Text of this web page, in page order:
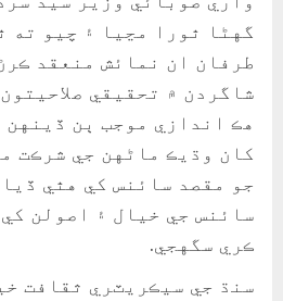
گهڻا ٿورا مڃيا ۽ چيو ته
طرفان ان نمائش منعقد
شاگردن ۾ تحقيقي
کان وڌيڪ ماڻهن جي شرڪت
جو مقصد سائنس کي هٿي
سائنس جي خيال ۽ اصولن
ڪري سگهجي.
سنڌ جي سيڪريٽري ثقافت